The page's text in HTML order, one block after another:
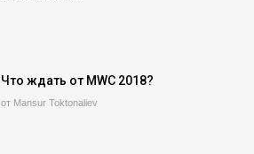
Что ждать от MWC 2018?
от Mansur Toktonaliev